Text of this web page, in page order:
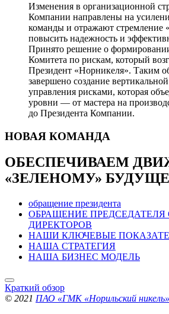
Изменения в организационной
Компании направлены на
команды и отражают стремление
повысить надежность и
Принято решение о
Комитета по рискам, который
Президент «Норникеля». Таким
завершено создание
управления рисками, которая
уровни — от мастера на
до Президента Компании.
НОВАЯ КОМАНДА
ОБЕСПЕЧИВАЕМ
«ЗЕЛЕНОМУ»
обращение президента
ОБРАЩЕНИЕ ПРЕДСЕДАТЕЛЯ
ДИРЕКТОРОВ
НАШИ КЛЮЧЕВЫЕ
НАША СТРАТЕГИЯ
НАША БИЗНЕС МОДЕЛЬ
Краткий обзор
© 2021 ПАО «ГМК «Норильский никель»